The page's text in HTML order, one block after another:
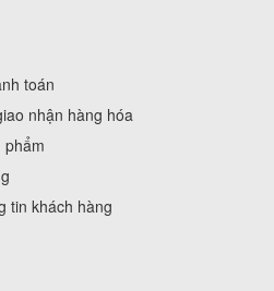
toán
nhận hàng hóa
phẩm
tin khách hàng